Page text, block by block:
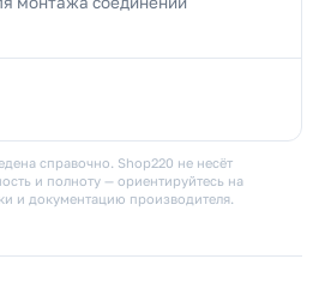
справочно. Shop220 не несёт
и полноту — ориентируйтесь на
и документацию производителя.